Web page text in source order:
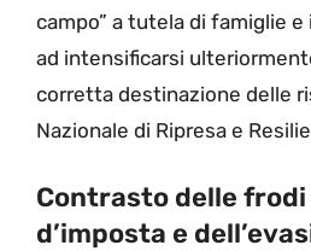
campo” a tutela di famiglie
ad intensificarsi
corretta destinazione delle
Nazionale di Ripresa e
Contrasto delle
d’imposta e